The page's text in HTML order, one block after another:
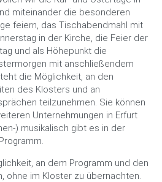
miteinander die besonderen
feiern, das Tischabendmahl mit
in der Kirche, die Feier der
und als Höhepunkt die
mit anschließendem
die Möglichkeit, an den
des Klosters und an
teilzunehmen. Sie können
Unternehmungen in Erfurt
) musikalisch gibt es in der
an dem Programm und den
ohne im Kloster zu übernachten.